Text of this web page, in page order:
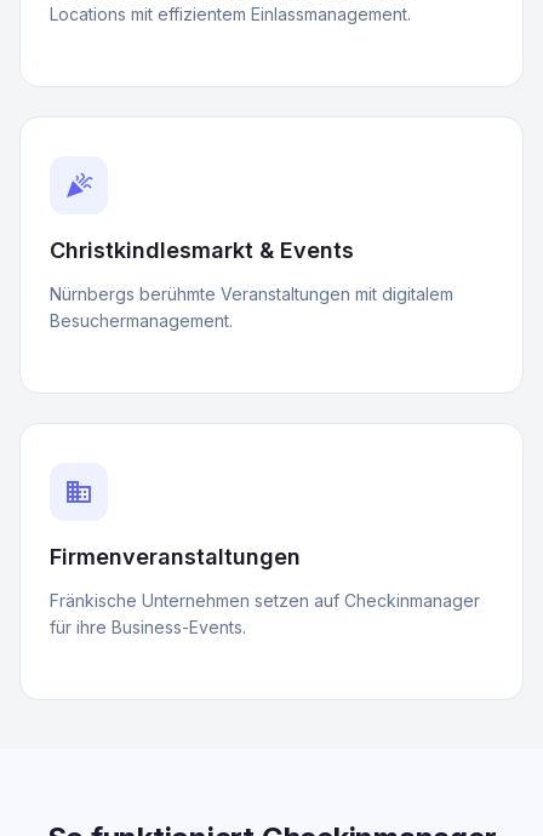
Locations mit effizientem Einlassmanagement.
celebration
Christkindlesmarkt & Events
Nürnbergs berühmte Veranstaltungen mit digitalem
Besuchermanagement.
business
Firmenveranstaltungen
Fränkische Unternehmen setzen auf Checkinmanager
für ihre Business-Events.